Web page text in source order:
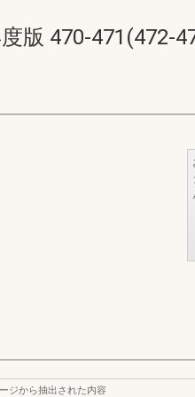
版 470-471(472-
ジから抽出された内容